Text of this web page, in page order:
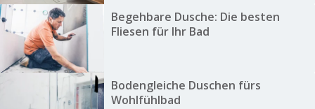
Begehbare Dusche: Die besten
Fliesen für Ihr Bad
Bodengleiche Duschen fürs
Wohlfühlbad